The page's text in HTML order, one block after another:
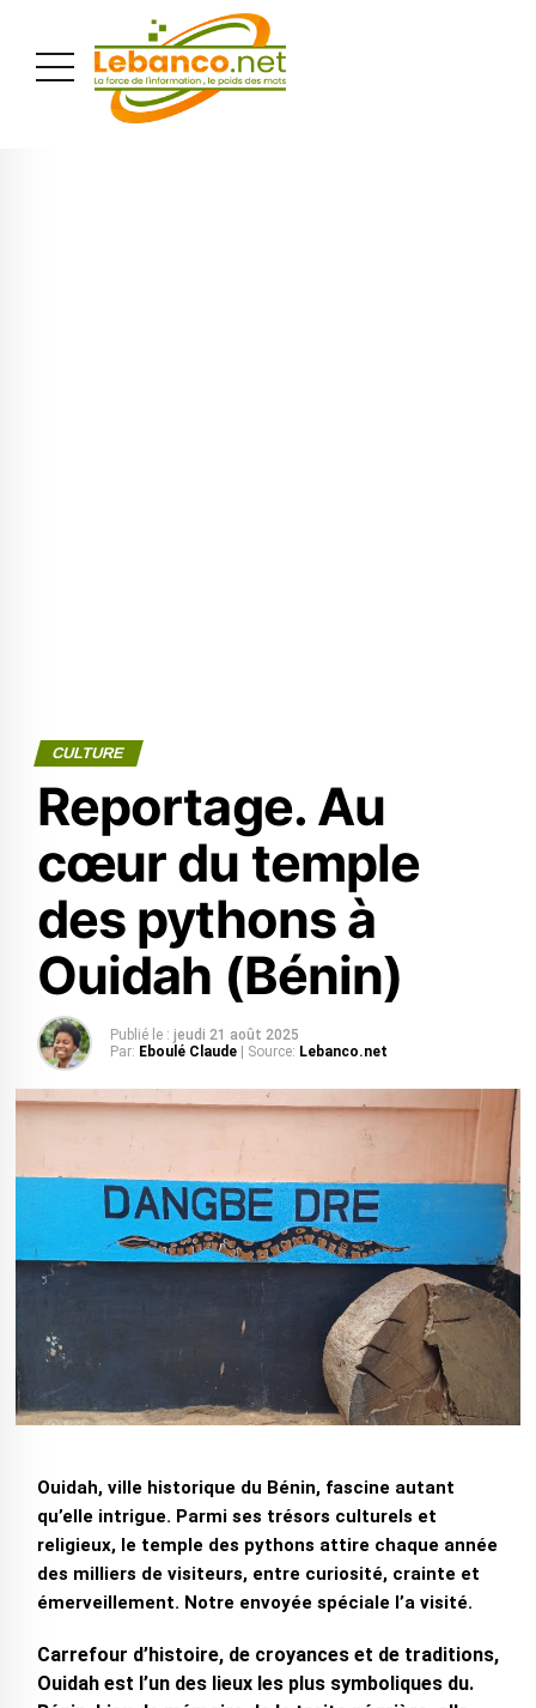
CULTURE
Reportage. Au
cœur du temple
des pythons à
Ouidah (Bénin)
Publié le : jeudi 21 août 2025
Par: Eboulé Claude | Source: Lebanco.net
Ouidah, ville historique du Bénin, fascine autant
qu’elle intrigue. Parmi ses trésors culturels et
religieux, le temple des pythons attire chaque année
des milliers de visiteurs, entre curiosité, crainte et
émerveillement. Notre envoyée spéciale l’a visité.
Carrefour d’histoire, de croyances et de traditions,
Ouidah est l’un des lieux les plus symboliques du.